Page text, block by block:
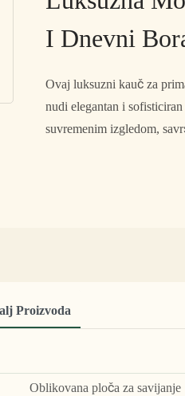
I Dnevni
Ovaj luksuzni kauč za
nudi elegantan i
suvremenim izgledom,
Proizvoda
Oblikovana ploča za savijanje